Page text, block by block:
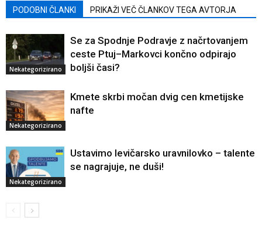
PODOBNI ČLANKI PRIKAŽI VEČ ČLANKOV TEGA AVTORJA
Nekategorizirano
Se za Spodnje Podravje z načrtovanjem
ceste Ptuj–Markovci končno odpirajo
boljši časi?
Nekategorizirano
Kmete skrbi močan dvig cen kmetijske
nafte
Nekategorizirano
Ustavimo levičarsko uravnilovko – talente
se nagrajuje, ne duši!